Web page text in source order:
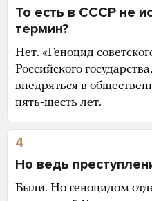
То есть в СССР не
термин?
Нет. «Геноцид
Российского
внедряться в
пять-шесть лет.
4
Но ведь
Были. Но геноцидом